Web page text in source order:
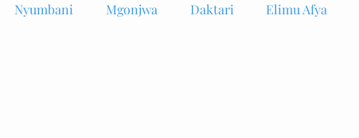
Nyumbani Mgonjwa Daktari Elimu Afya